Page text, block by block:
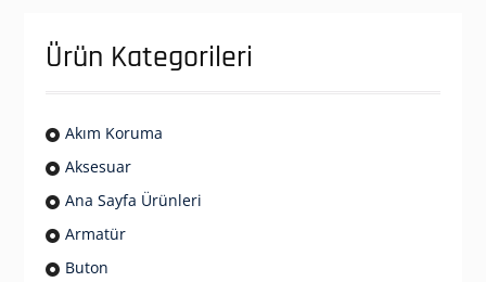
Ürün Kategorileri
Akım Koruma
Aksesuar
Ana Sayfa Ürünleri
Armatür
Buton